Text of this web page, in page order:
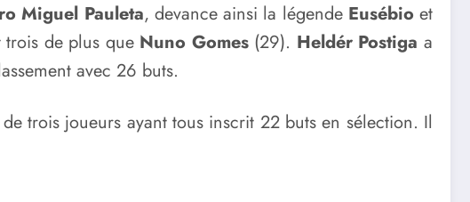
Miguel Pauleta, devance ainsi la légende Eusébio et
de plus que Nuno Gomes(29). Heldér Postiga a
avec 26 buts.
trois joueurs ayant tous inscrit 22 buts en sélection. Il